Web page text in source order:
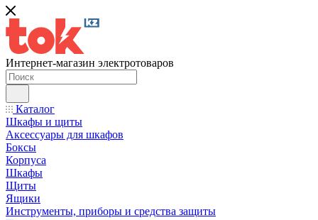
Интернет-магазин электротоваров
Каталог
Шкафы и щиты
Аксессуары для шкафов
Боксы
Корпуса
Шкафы
Щиты
Ящики
Инструменты, приборы и средства защиты